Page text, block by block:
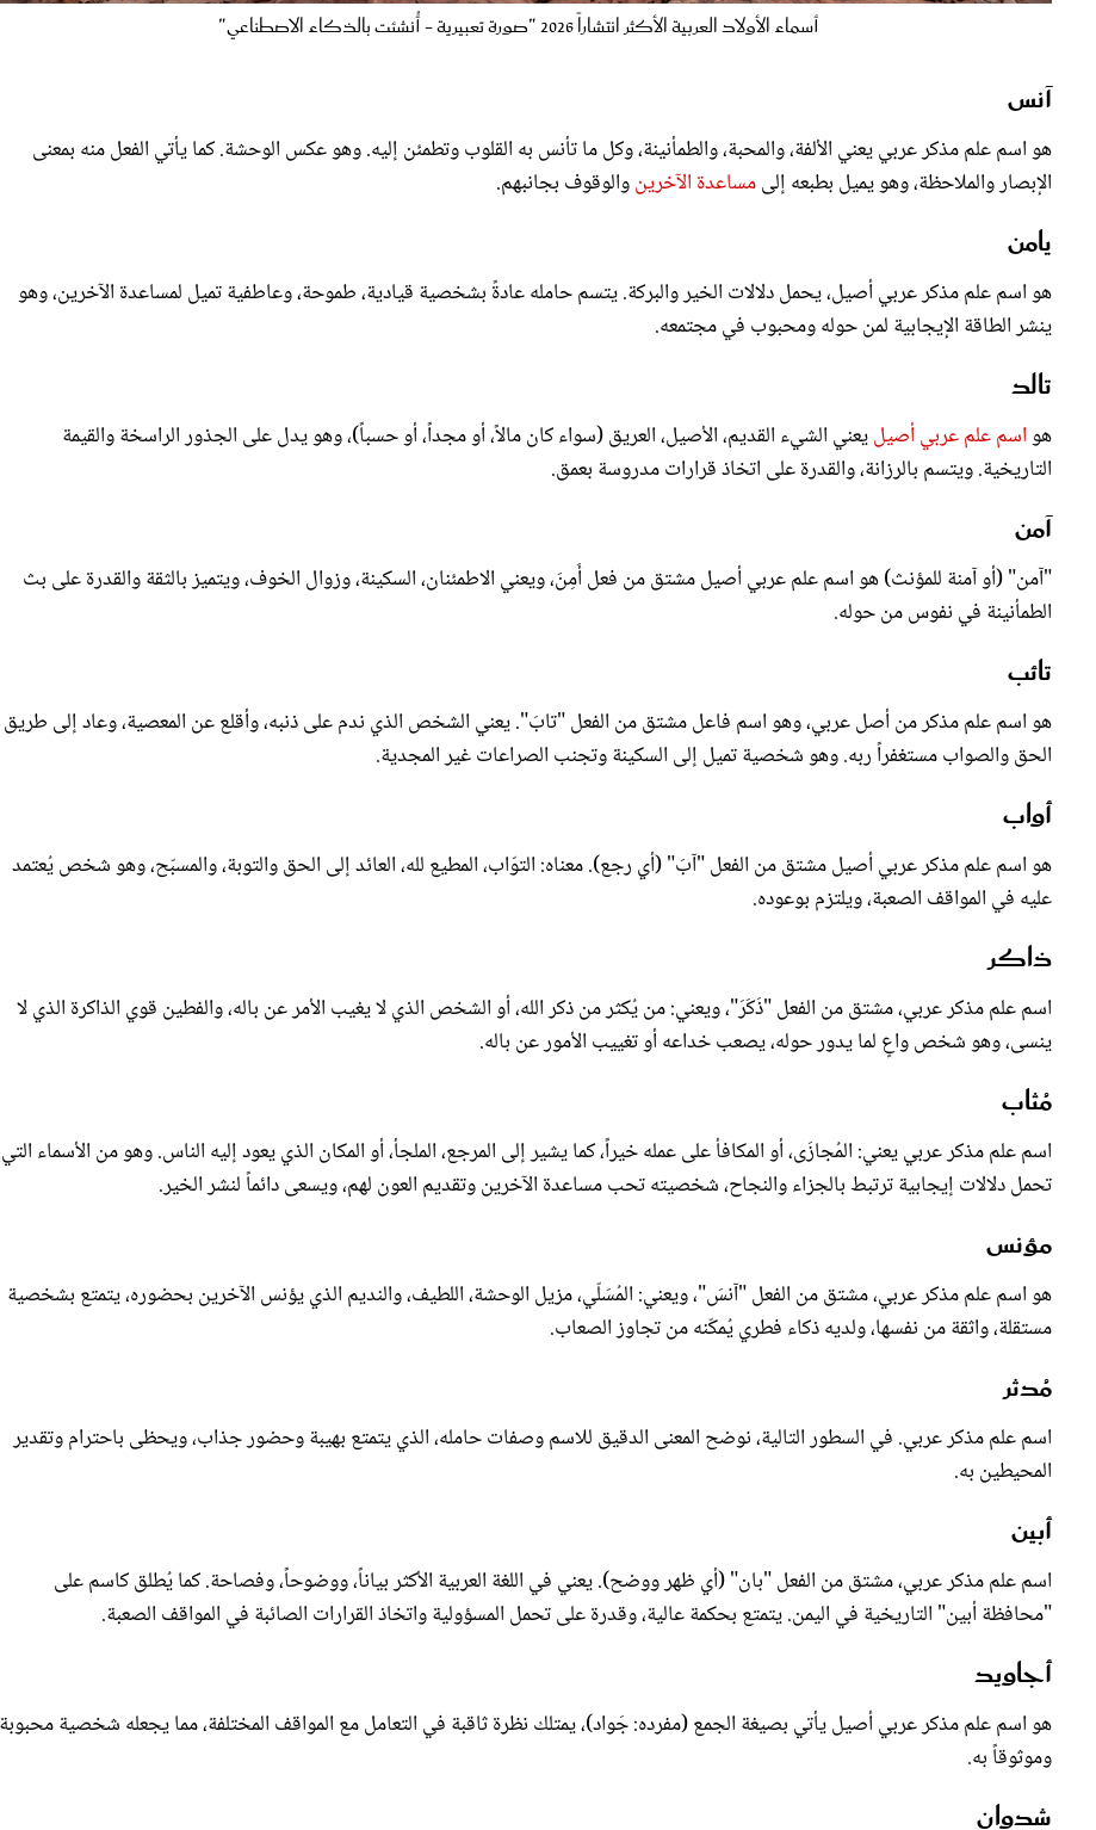
أسماء الأولاد العربية الأكثر انتشاراً 2026 "صورة تعبيرية - أُنشئت بالذكاء الاصطناعي"
آنس
هو اسم علم مذكر عربي يعني الألفة، والمحبة، والطمأنينة، وكل ما تأنس به القلوب وتطمئن إليه. وهو عكس الوحشة. كما يأتي الفعل منه بمعنى
الإبصار والملاحظة، وهو يميل بطبعه إلى
مساعدة الآخرينوالوقوف بجانبهم.
يامن
هو اسم علم مذكر عربي أصيل، يحمل دلالات الخير والبركة. يتسم حامله عادةً بشخصية قيادية، طموحة، وعاطفية تميل لمساعدة الآخرين، وهو
ينشر الطاقة الإيجابية لمن حوله ومحبوب في مجتمعه.
تالد
اسم علم عربي أصيل
يعني الشيء القديم، الأصيل، العريق (سواء كان مالاً، أو مجداً، أو حسباً)، وهو يدل على الجذور الراسخة والقيمة
التاريخية. ويتسم بالرزانة، والقدرة على اتخاذ قرارات مدروسة بعمق.
آمن
"آمن" (أو آمنة للمؤنث) هو اسم علم عربي أصيل مشتق من فعل أَمِنَ، ويعني الاطمئنان، السكينة، وزوال الخوف، ويتميز بالثقة والقدرة على بث
الطمأنينة في نفوس من حوله.
تائب
هو اسم علم مذكر من أصل عربي، وهو اسم فاعل مشتق من الفعل "تابَ". يعني الشخص الذي ندم على ذنبه، وأقلع عن المعصية، وعاد إلى طريق
الحق والصواب مستغفراً ربه. وهو شخصية تميل إلى السكينة وتجنب الصراعات غير المجدية.
أواب
هو اسم علم مذكر عربي أصيل مشتق من الفعل "آبَ" (أي رجع). معناه: التوّاب، المطيع لله، العائد إلى الحق والتوبة، والمسبّح، وهو شخص يُعتمد
عليه في المواقف الصعبة، ويلتزم بوعوده.
ذاكر
اسم علم مذكر عربي، مشتق من الفعل "ذَكَرَ"، ويعني: من يُكثر من ذكر الله، أو الشخص الذي لا يغيب الأمر عن باله، والفطين قوي الذاكرة الذي لا
ينسى، وهو شخص واعٍ لما يدور حوله، يصعب خداعه أو تغييب الأمور عن باله.
مُثاب
اسم علم مذكر عربي يعني: المُجازَى، أو المكافأ على عمله خيراً، كما يشير إلى المرجع، الملجأ، أو المكان الذي يعود إليه الناس. وهو من الأسماء التي
تحمل دلالات إيجابية ترتبط بالجزاء والنجاح، شخصيته تحب مساعدة الآخرين وتقديم العون لهم، ويسعى دائماً لنشر الخير.
مؤنس
هو اسم علم مذكر عربي، مشتق من الفعل "آنسَ"، ويعني: المُسَلّي، مزيل الوحشة، اللطيف، والنديم الذي يؤنس الآخرين بحضوره، يتمتع بشخصية
مستقلة، واثقة من نفسها، ولديه ذكاء فطري يُمكّنه من تجاوز الصعاب.
مُدثر
اسم علم مذكر عربي. في السطور التالية، نوضح المعنى الدقيق للاسم وصفات حامله، الذي يتمتع بهيبة وحضور جذاب، ويحظى باحترام وتقدير
المحيطين به.
أبين
اسم علم مذكر عربي، مشتق من الفعل "بان" (أي ظهر ووضح). يعني في اللغة العربية الأكثر بياناً، ووضوحاً، وفصاحة. كما يُطلق كاسم على
"محافظة أبين" التاريخية في اليمن. يتمتع بحكمة عالية، وقدرة على تحمل المسؤولية واتخاذ القرارات الصائبة في المواقف الصعبة.
أجاويد
هو اسم علم مذكر عربي أصيل يأتي بصيغة الجمع (مفرده: جَواد)، يمتلك نظرة ثاقبة في التعامل مع المواقف المختلفة، مما يجعله شخصية محبوبة
وموثوقاً به.
شدوان